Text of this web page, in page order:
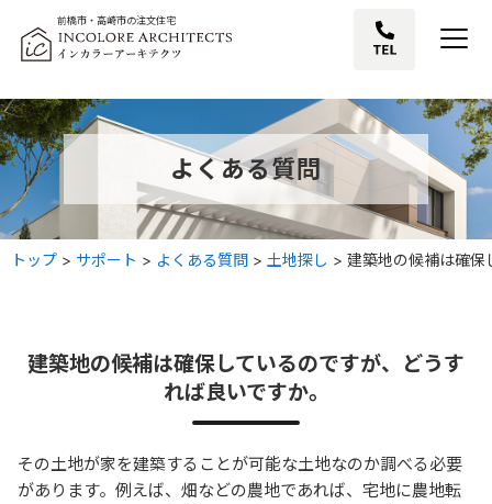
前橋市・高崎市の注文住宅
よくある質問
トップ > サポート > よくある質問 > 土地探し > 建築地の候補は確保
建築地の候補は確保しているのですが、どうす
れば良いですか。
その土地が家を建築することが可能な土地なのか調べる必要
があります。例えば、畑などの農地であれば、宅地に農地転